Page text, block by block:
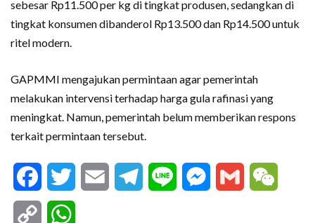
sebesar Rp11.500 per kg di tingkat produsen, sedangkan di
tingkat konsumen dibanderol Rp13.500 dan Rp14.500 untuk
ritel modern.
GAPMMI mengajukan permintaan agar pemerintah
melakukan intervensi terhadap harga gula rafinasi yang
meningkat. Namun, pemerintah belum memberikan respons
terkait permintaan tersebut.
FacebookTwitter Email Telegram
Line Messenger
Gmail
Copy